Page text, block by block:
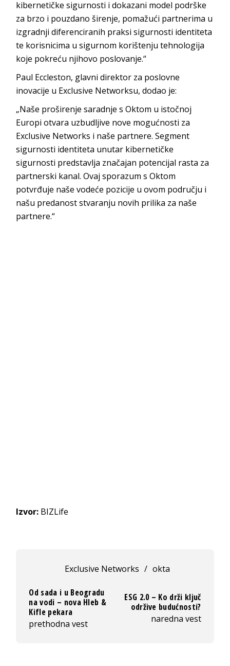
kibernetičke sigurnosti i dokazani model podrške
za brzo i pouzdano širenje, pomažući partnerima u
izgradnji diferenciranih praksi sigurnosti identiteta
te korisnicima u sigurnom korištenju tehnologija
koje pokreću njihovo poslovanje.“
Paul Eccleston, glavni direktor za poslovne
inovacije u Exclusive Networksu, dodao je:
„Naše proširenje saradnje s Oktom u istočnoj
Europi otvara uzbudljive nove mogućnosti za
Exclusive Networks i naše partnere. Segment
sigurnosti identiteta unutar kibernetičke
sigurnosti predstavlja značajan potencijal rasta za
partnerski kanal. Ovaj sporazum s Oktom
potvrđuje naše vodeće pozicije u ovom području i
našu predanost stvaranju novih prilika za naše
partnere.“
Izvor: BIZLife
Exclusive Networks / okta
Od sada i u Beogradu
na vodi – nova Hleb &
Kifle pekara
prethodna vest
ESG 2.0 – Ko drži ključ
održive budućnosti?
naredna vest